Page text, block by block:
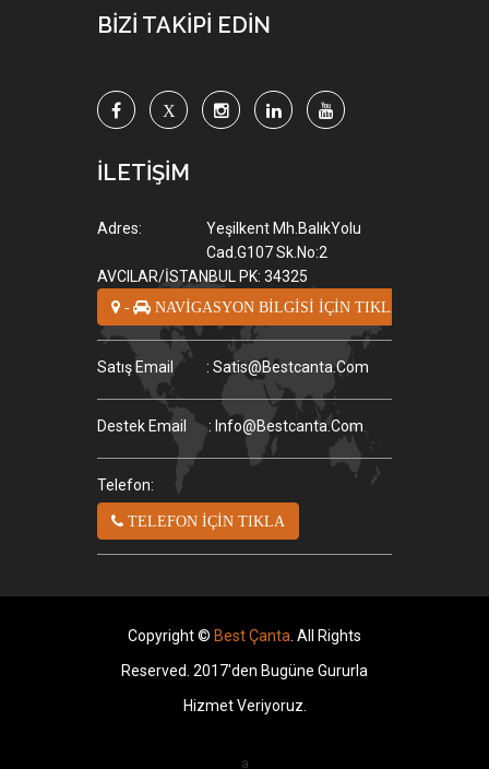
BİZİ TAKİPİ EDİN
İLETİŞİM
Adres:
Yeşilkent Mh.BalıkYolu
Cad.G107 Sk.No:2
AVCILAR/İSTANBUL PK: 34325
- NAVİGASYON BİLGİSİ İÇİN TIKLA
Satış Email : Satis@bestcanta.com
Destek Email : Info@bestcanta.com
Telefon:
TELEFON İÇİN TIKLA
Copyright © Best Çanta . All Rights
Reserved. 2017'den Bugüne Gururla
Hizmet Veriyoruz.
a